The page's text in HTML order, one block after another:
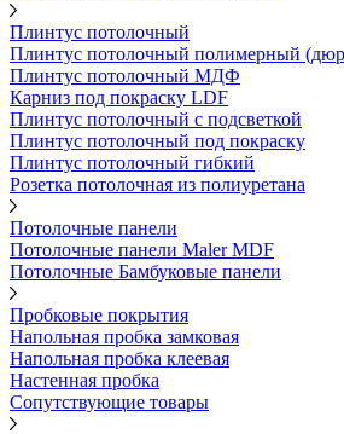
Плинтус потолочный
Плинтус потолочный полимерный
Плинтус потолочный МДФ
Карниз под покраску LDF
Плинтус потолочный с подсветкой
Плинтус потолочный под покраску
Плинтус потолочный гибкий
Розетка потолочная из полиуретана
Потолочные панели
Потолочные панели Maler MDF
Потолочные Бамбуковые панели
Пробковые покрытия
Напольная пробка замковая
Напольная пробка клеевая
Настенная пробка
Сопутствующие товары